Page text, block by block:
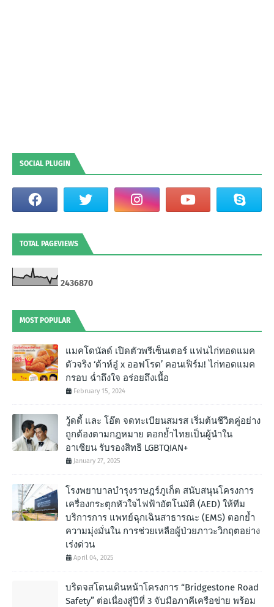
SOCIAL PLUGIN
TOTAL PAGEVIEWS
2436870
MOST POPULAR
แมคโดนัลด์ เปิดตัวพรีเซ็นเตอร์ แฟนไก่ทอดแมค
ตัวจริง ‘ต้าห์อู๋ x ออฟโรด’ คอนเฟิร์ม! ไก่ทอดแมค
กรอบ ฉํ่าถึงใจ อร่อยถึงเนื้อ
February 15, 2024
วู้ดดี้ และ โอ๊ต จดทะเบียนสมรส เริ่มต้นชีวิตคู่อย่าง
ถูกต้องตามกฎหมาย ตอกย้ำไทยเป็นผู้นำใน
อาเซียน รับรองสิทธิ LGBTQIAN+
January 27, 2025
โรงพยาบาลบำรุงราษฎร์ภูเก็ต สนับสนุนโครงการ
เครื่องกระตุกหัวใจไฟฟ้าอัตโนมัติ (AED) ให้ทีม
บริการการ แพทย์ฉุกเฉินสาธารณะ (EMS) ตอกย้ำ
ความมุ่งมั่นใน การช่วยเหลือผู้ป่วยภาวะวิกฤตอย่าง
เร่งด่วน
April 04, 2025
บริดจสโตนเดินหน้าโครงการ “Bridgestone Road
Safety” ต่อเนื่องสู่ปีที่ 3 จับมือภาคีเครือข่าย พร้อม